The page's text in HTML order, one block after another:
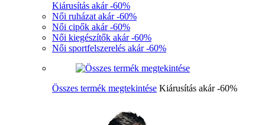
Kiárusítás akár -60%
Női ruházat akár -60%
Női cipők akár -60%
Női kiegészítők akár -60%
Női sportfelszerelés akár -60%
Összes termék megtekintése Kiárusítás akár -60%